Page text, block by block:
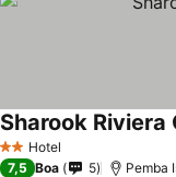
2 Estrelas
Hotel
Sharook Riviera
7,5 Boa 5 Pemba